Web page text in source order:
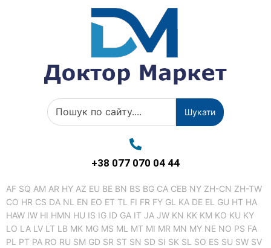
Шукати
+38 077 070 04 44
AF SQ AM AR HY AZ EU BE BN BS BG CA CEB NY ZH-CN ZH-TW
CO HR CS DA NL EN EO ET TL FI FR FY GL KA DE EL GU HT HA
HAW IW HI HMN HU IS IG ID GA IT JA JW KN KK KM KO KU KY
LO LA LV LT LB MK MG MS ML MT MI MR MN MY NE NO PS FA
PL PT PA RO RU SM GD SR ST SN SD SI SK SL SO ES SU SW SV